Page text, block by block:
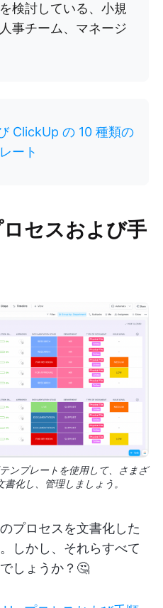
検討している、小規
事チーム、マネージ
ClickUp の 10 種類の
ート
セスおよび手
ンプレートを使用して、さまざ
化し、管理しましょう。
プロセスを文書化した
しかし、それらすべて
しょうか？🤔